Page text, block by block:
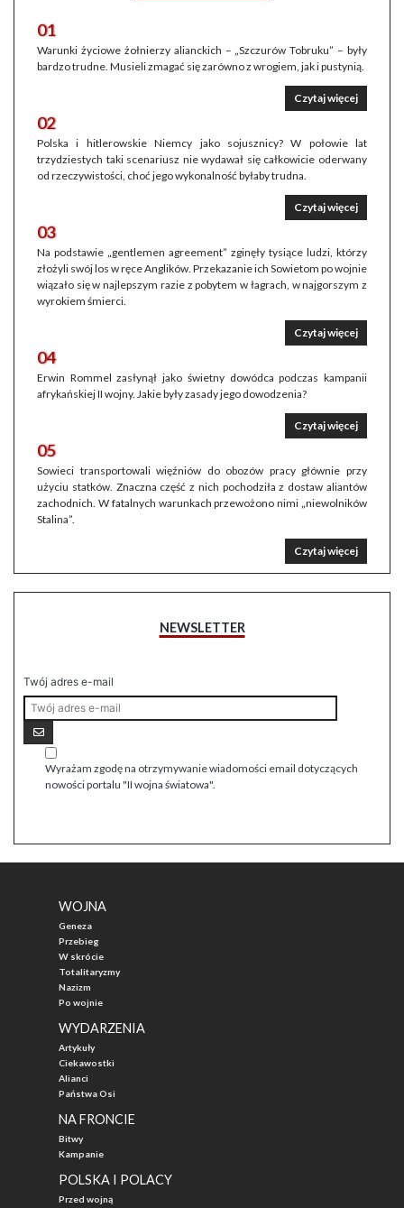
01
Warunki życiowe żołnierzy alianckich – „Szczurów Tobruku” – były
bardzo trudne. Musieli zmagać się zarówno z wrogiem, jak i pustynią.
Czytaj więcej
02
Polska i hitlerowskie Niemcy jako sojusznicy? W połowie lat
trzydziestych taki scenariusz nie wydawał się całkowicie oderwany
od rzeczywistości, choć jego wykonalność byłaby trudna.
Czytaj więcej
03
Na podstawie „gentlemen agreement” zginęły tysiące ludzi, którzy
złożyli swój los w ręce Anglików. Przekazanie ich Sowietom po wojnie
wiązało się w najlepszym razie z pobytem w łagrach, w najgorszym z
wyrokiem śmierci.
Czytaj więcej
04
Erwin Rommel zasłynął jako świetny dowódca podczas kampanii
afrykańskiej II wojny. Jakie były zasady jego dowodzenia?
Czytaj więcej
05
Sowieci transportowali więźniów do obozów pracy głównie przy
użyciu statków. Znaczna część z nich pochodziła z dostaw aliantów
zachodnich. W fatalnych warunkach przewożono nimi „niewolników
Stalina”.
Czytaj więcej
NEWSLETTER
Twój adres e-mail
Wyrażam zgodę na otrzymywanie wiadomości email dotyczących
nowości portalu "II wojna światowa".
WOJNA
Geneza
Przebieg
W skrócie
Totalitaryzmy
Nazizm
Po wojnie
WYDARZENIA
Artykuły
Ciekawostki
Alianci
Państwa Osi
NA FRONCIE
Bitwy
Kampanie
POLSKA I POLACY
Przed wojną